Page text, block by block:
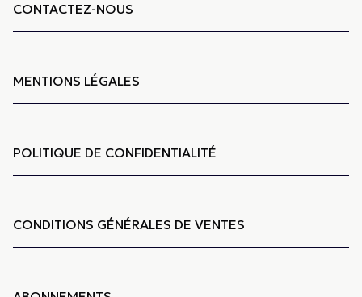
CONTACTEZ-NOUS
MENTIONS LÉGALES
POLITIQUE DE CONFIDENTIALITÉ
CONDITIONS GÉNÉRALES DE VENTES